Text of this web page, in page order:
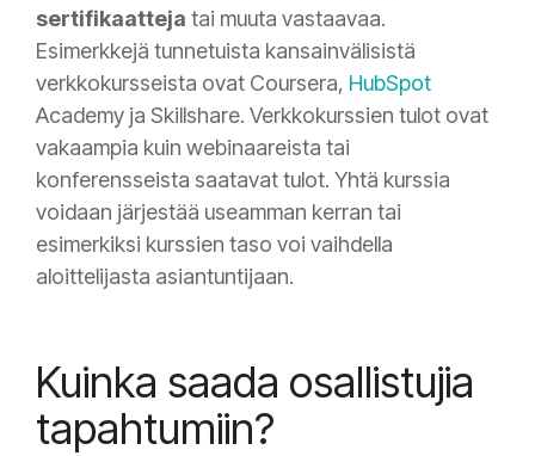
sertifikaatteja tai muuta vastaavaa.
Esimerkkejä tunnetuista kansainvälisistä
verkkokursseista ovat Coursera, HubSpot
Academy ja Skillshare. Verkkokurssien tulot ovat
vakaampia kuin webinaareista tai
konferensseista saatavat tulot. Yhtä kurssia
voidaan järjestää useamman kerran tai
esimerkiksi kurssien taso voi vaihdella
aloittelijasta asiantuntijaan.
Kuinka saada osallistujia
tapahtumiin?